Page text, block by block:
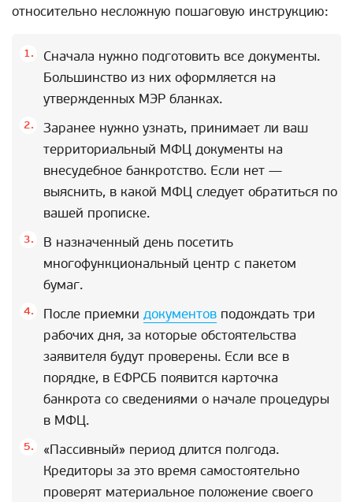
относительно несложную пошаговую инструкцию:
Сначала нужно подготовить все документы.
Большинство из них оформляется на
утвержденных МЭР бланках.
Заранее нужно узнать, принимает ли ваш
территориальный МФЦ документы на
внесудебное банкротство. Если нет —
выяснить, в какой МФЦ следует обратиться по
вашей прописке.
В назначенный день посетить
многофункциональный центр с пакетом
бумаг.
После приемки документов подождать три
рабочих дня, за которые обстоятельства
заявителя будут проверены. Если все в
порядке, в ЕФРСБ появится карточка
банкрота со сведениями о начале процедуры
в МФЦ.
«Пассивный» период длится полгода.
Кредиторы за это время самостоятельно
проверят материальное положение своего